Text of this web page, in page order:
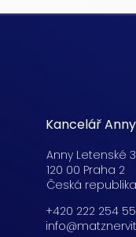
Kancelář
Anny Letenské
120 00 Praha 2
Česká republika
+420 222 254